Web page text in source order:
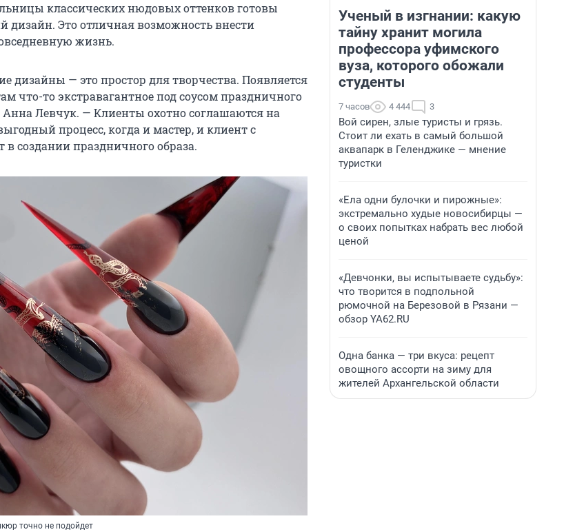
классических нюдовых оттенков готовы
дизайн. Это отличная возможность внести
жизнь.
дизайны — это простор для творчества. Появляется
что-то экстравагантное под соусом праздничного
Анна Левчук. — Клиенты охотно соглашаются на
процесс, когда и мастер, и клиент с
в создании праздничного образа.
точно не подойдет
Ученый в изгнании: какую
тайну хранит могила
профессора уфимского
вуза, которого обожали
студенты
7 часов 4 444 3
Вой сирен, злые туристы и грязь.
Стоит ли ехать в самый большой
аквапарк в Геленджике — мнение
туристки
«Ела одни булочки и пирожные»:
экстремально худые новосибирцы —
о своих попытках набрать вес любой
ценой
«Девчонки, вы испытываете судьбу»:
что творится в подпольной
рюмочной на Березовой в Рязани —
обзор YA62.RU
Одна банка — три вкуса: рецепт
овощного ассорти на зиму для
жителей Архангельской области